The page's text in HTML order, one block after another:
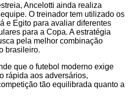
Ancelotti ainda realiza
O treinador tem utilizado os
e Egito para avaliar diferentes
para a Copa. A estratégia
pela melhor combinação
brasileiro.
que o futebol moderno exige
rápida aos adversários,
tão equilibrada quanto a